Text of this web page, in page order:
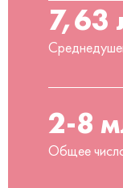
7,63
2-8
Общее